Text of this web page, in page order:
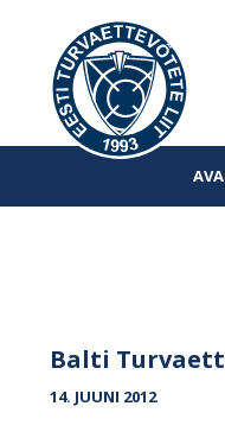
Balti
14. JUUNI 2012